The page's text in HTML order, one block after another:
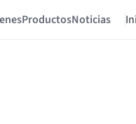
ProductosNoticias